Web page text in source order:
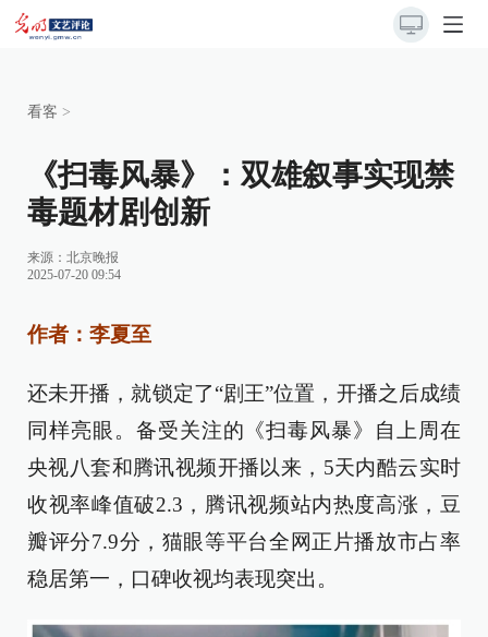
看客 >
《扫毒风暴》：双雄叙事实现禁
毒题材剧创新
来源： 北京晚报
2025-07-20 09:54
作者：李夏至
还未开播，就锁定了“剧王”位置，开播之后成绩
同样亮眼。备受关注的《扫毒风暴》自上周在
央视八套和腾讯视频开播以来，5天内酷云实时
收视率峰值破2.3，腾讯视频站内热度高涨，豆
瓣评分7.9分，猫眼等平台全网正片播放市占率
稳居第一，口碑收视均表现突出。